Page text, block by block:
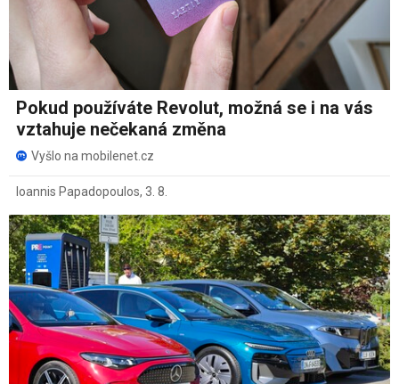
Pokud používáte Revolut, možná se i na vás
vztahuje nečekaná změna
Vyšlo na mobilenet.cz
Ioannis Papadopoulos, 3. 8.